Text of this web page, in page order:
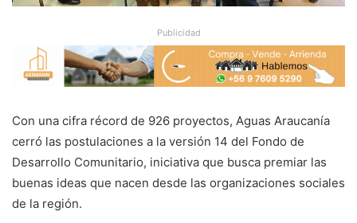
Publicidad
Con una cifra récord de 926 proyectos, Aguas Araucanía
cerró las postulaciones a la versión 14 del Fondo de
Desarrollo Comunitario, iniciativa que busca premiar las
buenas ideas que nacen desde las organizaciones sociales
de la región.